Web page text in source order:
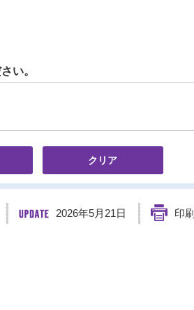
い。
2026年5月21日 印